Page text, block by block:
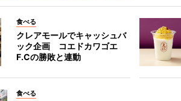
食べる
クレアモールでキャッシュバ
ック企画 コエドカワゴエ
F.Cの勝敗と連動
食べる